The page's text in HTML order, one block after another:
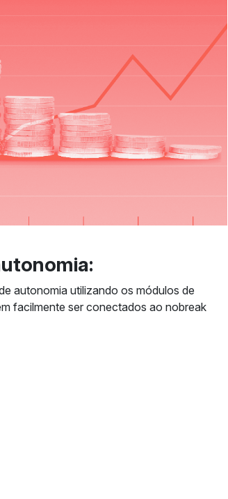
autonomia utilizando os módulos de
facilmente ser conectados ao nobreak